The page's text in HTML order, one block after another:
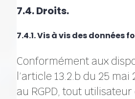
7.4. Droits.
7.4.1. Vis à vis des données
Conformément aux
l’article 13.2.b du 25 mai
au RGPD, tout